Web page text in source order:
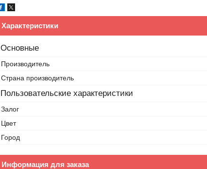
Характеристики
Основные
Производитель
Страна производитель
Пользовательские характеристики
Залог
Цвет
Город
Информация для заказа